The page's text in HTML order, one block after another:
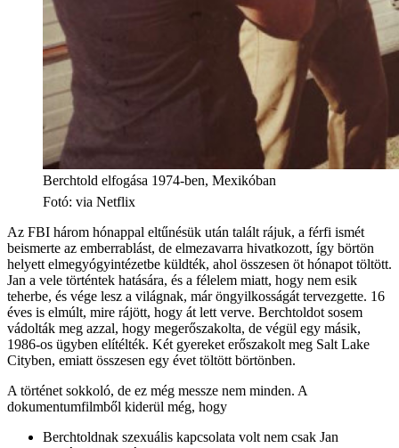
Berchtold elfogása 1974-ben, Mexikóban
Fotó: via Netflix
Az FBI három hónappal eltűnésük után talált rájuk, a férfi ismét
beismerte az emberrablást, de elmezavarra hivatkozott, így börtön
helyett elmegyógyintézetbe küldték, ahol összesen öt hónapot töltött.
Jan a vele történtek hatására, és a félelem miatt, hogy nem esik
teherbe, és vége lesz a világnak, már öngyilkosságát tervezgette. 16
éves is elmúlt, mire rájött, hogy át lett verve. Berchtoldot sosem
vádolták meg azzal, hogy megerőszakolta, de végül egy másik,
1986-os ügyben elítélték. Két gyereket erőszakolt meg Salt Lake
Cityben, emiatt összesen egy évet töltött börtönben.
A történet sokkoló, de ez még messze nem minden. A
dokumentumfilmből kiderül még, hogy
Berchtoldnak szexuális kapcsolata volt nem csak Jan